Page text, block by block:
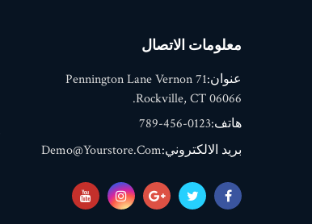
معلومات الاتصال
عنوان:
71 Pennington Lane Vernon
Rockville, CT 06066.
هاتف:0123-456-789
بريد الالكتروني:Demo@yourstore.com